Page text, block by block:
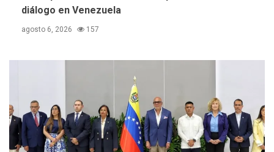
diálogo en Venezuela
agosto 6, 2026 157